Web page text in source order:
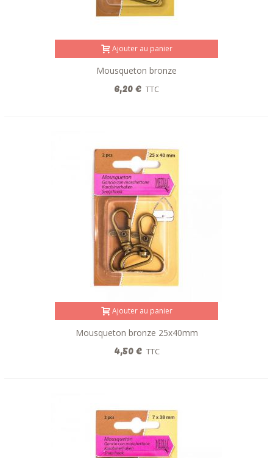
Ajouter au panier
Mousqueton bronze
6,20 € TTC
Ajouter au panier
Mousqueton bronze 25x40mm
4,50 € TTC